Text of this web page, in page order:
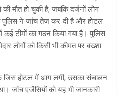
मौत हो चुकी है, जबकि दर्जनों लोग
पुलिस ने जांच तेज कर दी है और होटल
टीमों का गठन किया गया है। पुलिस
लोगों को किसी भी कीमत पर बख्शा
जिस होटल में आग लगी, उसका संचालन
जांच एजेंसियों को यह भी जानकारी